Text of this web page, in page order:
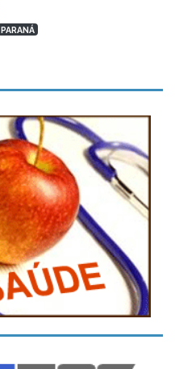
PARANÁ